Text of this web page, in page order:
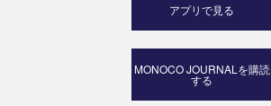
アプリで見る
MONOCO JOURNALを購読
する